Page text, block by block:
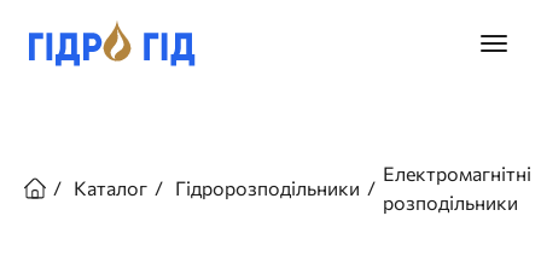
основного
Каталог Гідророзподільники
Електромагнітні
розподільники